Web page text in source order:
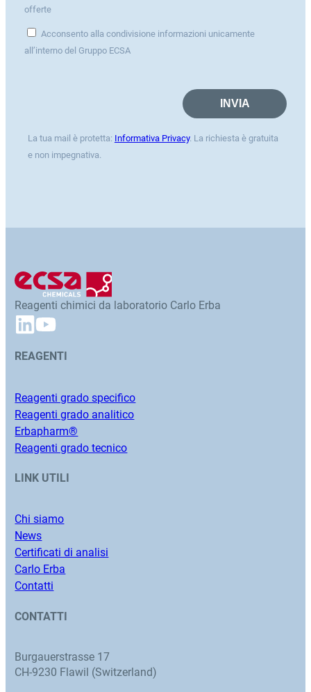
offerte
Acconsento alla condivisione informazioni unicamente
all’interno del Gruppo ECSA
La tua mail è protetta: Informativa Privacy. La richiesta è gratuita
e non impegnativa.
Reagenti chimici da laboratorio Carlo Erba
REAGENTI
Reagenti grado specifico
Reagenti grado analitico
Erbapharm®
Reagenti grado tecnico
LINK UTILI
Chi siamo
News
Certificati di analisi
Carlo Erba
Contatti
CONTATTI
Burgauerstrasse 17
CH-9230 Flawil (Switzerland)